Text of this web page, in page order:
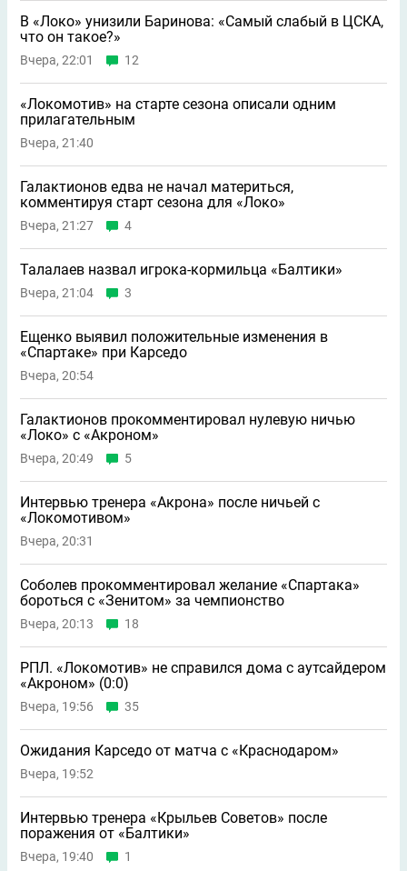
В «Локо» унизили Баринова: «Самый слабый в ЦСКА,
что он такое?»
Вчера, 22:01 12
«Локомотив» на старте сезона описали одним
прилагательным
Вчера, 21:40
Галактионов едва не начал материться,
комментируя старт сезона для «Локо»
Вчера, 21:27 4
Талалаев назвал игрока-кормильца «Балтики»
Вчера, 21:04 3
Ещенко выявил положительные изменения в
«Спартаке» при Карседо
Вчера, 20:54
Галактионов прокомментировал нулевую ничью
«Локо» с «Акроном»
Вчера, 20:49 5
Интервью тренера «Акрона» после ничьей с
«Локомотивом»
Вчера, 20:31
Соболев прокомментировал желание «Спартака»
бороться с «Зенитом» за чемпионство
Вчера, 20:13 18
РПЛ. «Локомотив» не справился дома с аутсайдером
«Акроном» (0:0)
Вчера, 19:56 35
Ожидания Карседо от матча с «Краснодаром»
Вчера, 19:52
Интервью тренера «Крыльев Советов» после
поражения от «Балтики»
Вчера, 19:40 1